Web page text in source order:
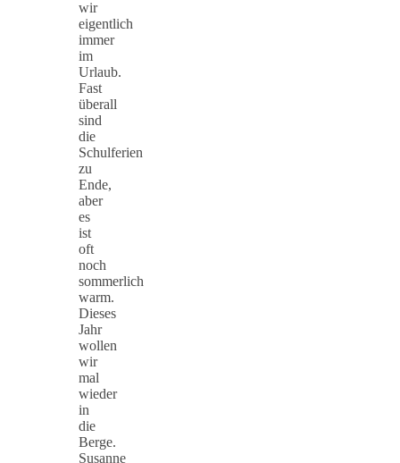
wir
eigentlich
immer
im
Urlaub.
Fast
überall
sind
die
Schulferien
zu
Ende,
aber
es
ist
oft
noch
sommerlich
warm.
Dieses
Jahr
wollen
wir
mal
wieder
in
die
Berge.
Susanne